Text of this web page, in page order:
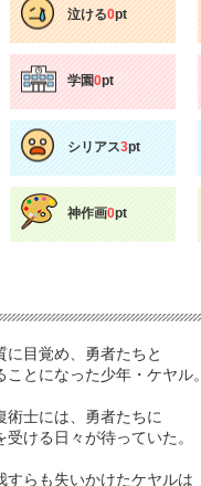
泣ける0pt
学園0pt
シリアス3pt
神作画0pt
に目覚め、勇者たちと
とになった少年・ケヤル。
術士には、勇者たちに
ける日々が待っていた。
すらも失いかけたケヤルは